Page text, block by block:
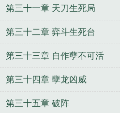
第三十一章 天刀生死局
第三十二章 弈斗生死台
第三十三章 自作孽不可活
第三十四章 孽龙凶威
第三十五章 破阵